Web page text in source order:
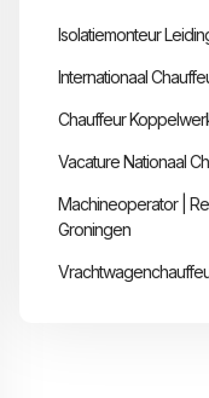
Isolatiemonteur
Internationaal
Chauffeur
Vacature Nationaal
Machineoperator |
Groningen